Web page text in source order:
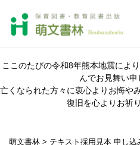
ここのたびの令和8年熊本地震によ
んでお見舞い申
亡くなられた方々に衷心よりお悔や
復旧を心よりお祈
萌文書林 > テキスト採用見本 申し込